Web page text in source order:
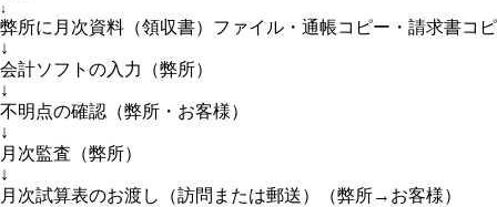
↓
弊所に月次資料（領収書）ファイル・通帳コピー・請求書コ
↓
会計ソフトの入力（弊所）
↓
不明点の確認（弊所・お客様）
↓
月次監査（弊所）
↓
月次試算表のお渡し（訪問または郵送）（弊所→お客様）